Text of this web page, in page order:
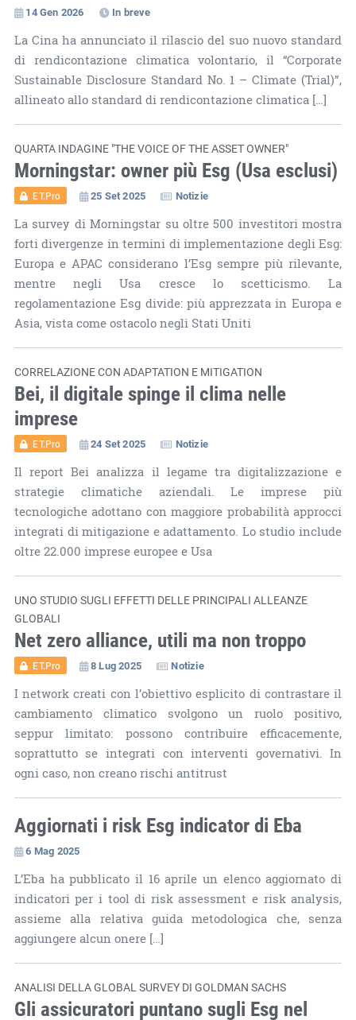
14 Gen 2026 In breve
La Cina ha annunciato il rilascio del suo nuovo standard
di rendicontazione climatica volontario, il “Corporate
Sustainable Disclosure Standard No. 1 – Climate (Trial)”,
allineato allo standard di rendicontazione climatica […]
QUARTA INDAGINE "THE VOICE OF THE ASSET OWNER"
Morningstar: owner più Esg (Usa esclusi)
ET.Pro 25 Set 2025 Notizie
La survey di Morningstar su oltre 500 investitori mostra
forti divergenze in termini di implementazione degli Esg:
Europa e APAC considerano l’Esg sempre più rilevante,
mentre negli Usa cresce lo scetticismo. La
regolamentazione Esg divide: più apprezzata in Europa e
Asia, vista come ostacolo negli Stati Uniti
CORRELAZIONE CON ADAPTATION E MITIGATION
Bei, il digitale spinge il clima nelle
imprese
ET.Pro 24 Set 2025 Notizie
Il report Bei analizza il legame tra digitalizzazione e
strategie climatiche aziendali. Le imprese più
tecnologiche adottano con maggiore probabilità approcci
integrati di mitigazione e adattamento. Lo studio include
oltre 22.000 imprese europee e Usa
UNO STUDIO SUGLI EFFETTI DELLE PRINCIPALI ALLEANZE
GLOBALI
Net zero alliance, utili ma non troppo
ET.Pro 8 Lug 2025 Notizie
I network creati con l’obiettivo esplicito di contrastare il
cambiamento climatico svolgono un ruolo positivo,
seppur limitato: possono contribuire efficacemente,
soprattutto se integrati con interventi governativi. In
ogni caso, non creano rischi antitrust
Aggiornati i risk Esg indicator di Eba
6 Mag 2025
L’Eba ha pubblicato il 16 aprile un elenco aggiornato di
indicatori per i tool di risk assessment e risk analysis,
assieme alla relativa guida metodologica che, senza
aggiungere alcun onere […]
ANALISI DELLA GLOBAL SURVEY DI GOLDMAN SACHS
Gli assicuratori puntano sugli Esg nel